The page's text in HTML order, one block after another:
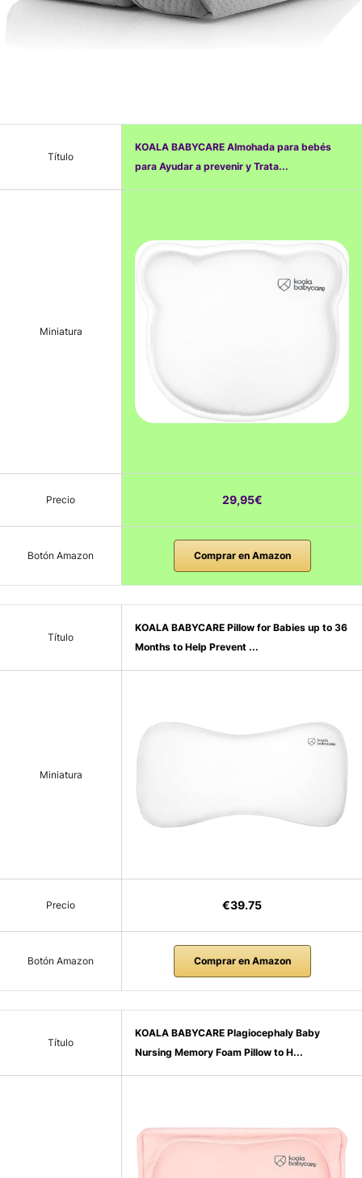
Título
KOALA BABYCARE Almohada para bebés
para Ayudar a prevenir y Trata...
Miniatura
Precio 29,95€
Botón Amazon Comprar en Amazon
Título
KOALA BABYCARE Pillow for Babies up to 36
Months to Help Prevent ...
Miniatura
Precio €39.75
Botón Amazon Comprar en Amazon
Título
KOALA BABYCARE Plagiocephaly Baby
Nursing Memory Foam Pillow to H...